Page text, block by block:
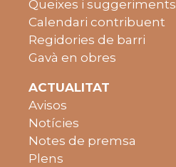
Queixes i suggeriments
Calendari contribuent
Regidories de barri
Gavà en obres
ACTUALITAT
Avisos
Notícies
Notes de premsa
Plens